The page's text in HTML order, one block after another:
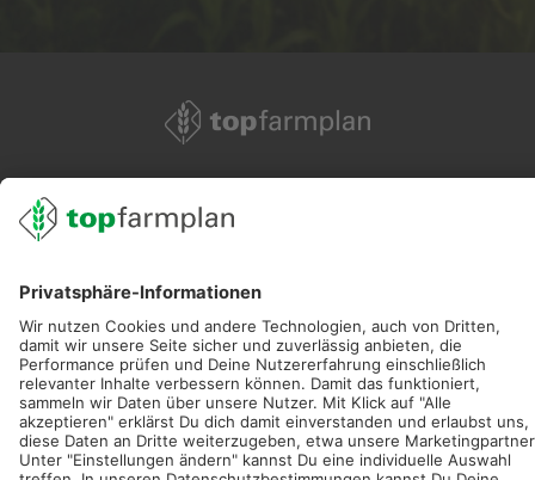
service@topfarmplan.de
Sei immer auf dem Laufenden!
Neue Features, spannende Tipps und hilfreiche Anleitungen!